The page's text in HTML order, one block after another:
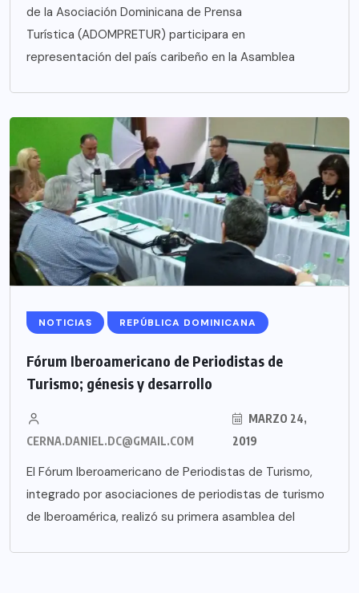
de la Asociación Dominicana de Prensa
Turística (ADOMPRETUR) participara en
representación del país caribeño en la Asamblea
NOTICIAS REPÚBLICA DOMINICANA
Fórum Iberoamericano de Periodistas de
Turismo; génesis y desarrollo
CERNA.DANIEL.DC@GMAIL.COM
MARZO 24,
2019
El Fórum Iberoamericano de Periodistas de Turismo,
integrado por asociaciones de periodistas de turismo
de Iberoamérica, realizó su primera asamblea del